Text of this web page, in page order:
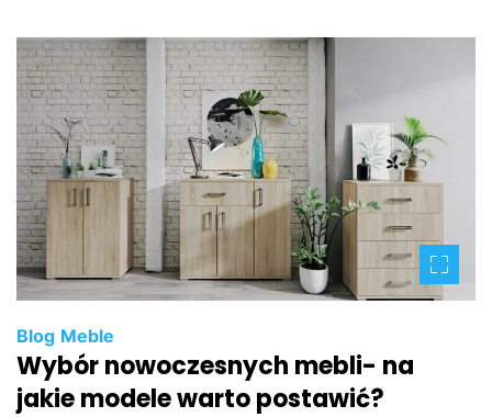
Blog Meble
Wybór nowoczesnych mebli- na
jakie modele warto postawić?